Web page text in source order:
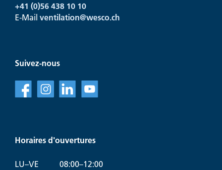
+41 (0)56 438 10 10
E-Mail ventilation@wesco.ch
Suivez-nous
f l v
Horaires d'ouvertures
LU–VE
08:00–12:00